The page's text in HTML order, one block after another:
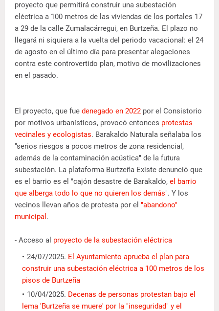
proyecto que permitirá construir una subestación
eléctrica a 100 metros de las viviendas de los portales 17
a 29 de la calle Zumalacárregui, en Burtzeña. El plazo no
llegará ni siquiera a la vuelta del periodo vacacional: el 24
de agosto en el último día para presentar alegaciones
contra este controvertido plan, motivo de movilizaciones
en el pasado.
El proyecto, que fue denegado en 2022 por el Consistorio
por motivos urbanísticos, provocó entonces protestas
vecinales y ecologistas. Barakaldo Naturala señalaba los
"serios riesgos a pocos metros de zona residencial,
además de la contaminación acústica" de la futura
subestación. La plataforma Burtzeña Existe denunció que
es el barrio es el "cajón desastre de Barakaldo, el barrio
que alberga todo lo que no quieren los demás". Y los
vecinos llevan años de protesta por el "abandono"
municipal .
- Acceso al proyecto de la subestación eléctrica
24/07/2025. El Ayuntamiento aprueba el plan para
construir una subestación eléctrica a 100 metros de los
pisos de Burtzeña
10/04/2025. Decenas de personas protestan bajo el
lema 'Burtzeña se muere' por la "inseguridad" y el